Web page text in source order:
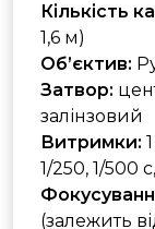
Кількість
1,6 м)
Об’єктив:
Затвор:
залінзовий
Витримки:
1/250, 1/500
(залежить